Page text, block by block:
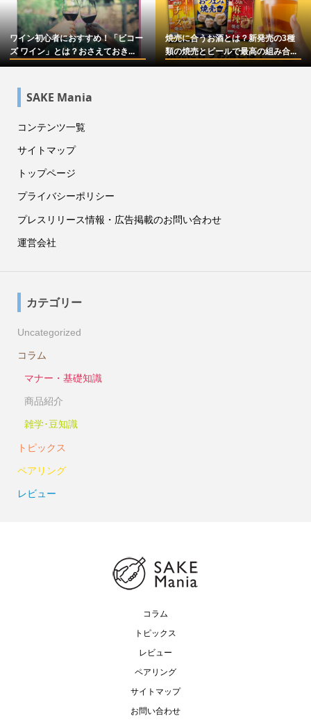
ワイン初心者におすすめ！「ビコー
ズ ワイン」とは？おさえておき...
焼売に合うお酒とは？新発売の3種
類の焼売とビールで最高の組み合...
SAKE Mania
コンテンツ一覧
サイトマップ
トップページ
プライバシーポリシー
プレスリリース情報・広告掲載のお問い合わせ
運営会社
カテゴリー
Uncategorized
コラム
マナー・基礎知識
商品紹介
雑学･豆知識
トピックス
ペアリング
レビュー
コラム
トピックス
レビュー
ペアリング
サイトマップ
お問い合わせ